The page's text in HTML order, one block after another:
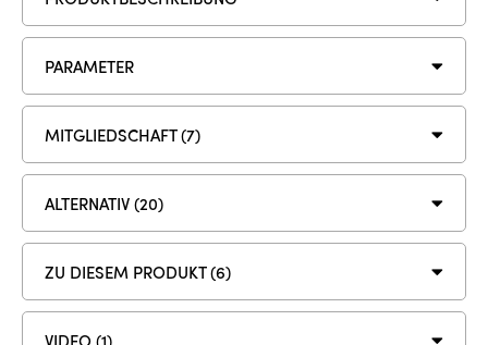
PARAMETER
MITGLIEDSCHAFT (7)
ALTERNATIV (20)
ZU DIESEM PRODUKT (6)
VIDEO (1)